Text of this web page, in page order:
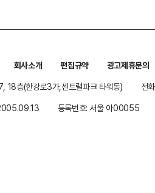
회사소개 편집규약
광고제휴문의
18층(한강로3가,센트럴파크 타워동)
전
등록번호: 서울 아00055